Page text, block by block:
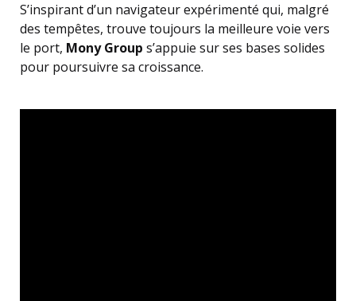
S’inspirant d’un navigateur expérimenté qui, malgré
des tempêtes, trouve toujours la meilleure voie vers
le port, Mony Group s’appuie sur ses bases solides
pour poursuivre sa croissance.